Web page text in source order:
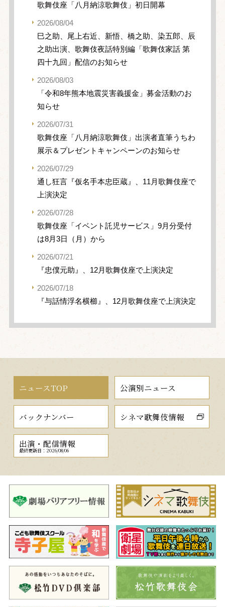
歌舞伎座「八月納涼歌舞伎」初日開幕
2026/08/04
巳之助、尾上右近、新悟、橋之助、染五郎、辰
之助出演、歌舞伎夜話特別編「歌舞伎家話 第
四十九回」配信のお知らせ
2026/08/03
「令和8年熊本地震災害義援金」募金活動のお
知らせ
2026/07/31
歌舞伎座「八月納涼歌舞伎」出演者直筆うちわ
展示＆プレゼントキャンペーンのお知らせ
2026/07/29
通し狂言『仮名手本忠臣蔵』、11月歌舞伎座で
上演決定
2026/07/28
歌舞伎座「イベント託児サービス」9月分受付
は8月3日（月）から
2026/07/21
『忠僕元助』、12月歌舞伎座で上演決定
2026/07/18
『与話情浮名横櫛』、12月歌舞伎座で上演決定
ニュースTOP 公演別ニュース
バックナンバー シネマ歌舞伎情報
出演・配信情報
最終更新日：2026/08/06